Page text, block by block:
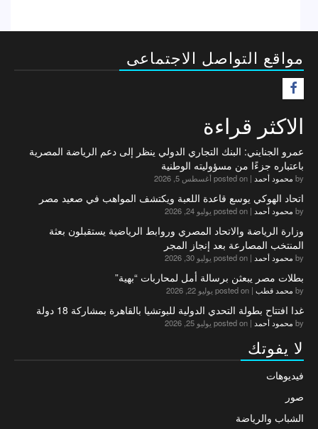
مواقع التواصل الاجتماعى
الاكثر قراءة
عمرو الجنايني: البنك التجاري الدولي ينظر إلى دعم الرياضة المصرية
باعتباره جزءًا من مسؤوليته الوطنية
by محمود أحمد | posted on أغسطس 5, 2026
اتحاد الهوكي يوسع قاعدة اللعبة ويكتشف المواهب في صعيد مصر
by محمود أحمد | posted on يوليو 24, 2026
وزارة الرياضة والاتحاد المصري وروابط الرياضية يستقبلون بعثة
المنتخب المصارعة بعد إنجاز المجر
by محمود أحمد | posted on يوليو 30, 2026
بطلات مصر يبعثن برسالة أمل لمحاربات “بهية”
by محمد قطب | posted on يوليو 22, 2026
غدا افتتاح بطولة التحدي الدولية للبوتشيا بالقاهرة بمشاركة 18 دولة
by محمود أحمد | posted on يوليو 25, 2026
لا يفوتك
فيديوهات
صور
الشباب والرياضة